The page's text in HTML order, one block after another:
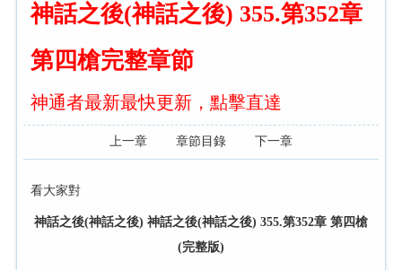
神話之後(神話之後) 355.第352章
第四槍完整章節
神通者最新最快更新，點擊直達
上一章 章節目錄 下一章
看大家對
神話之後(神話之後) 神話之後(神話之後) 355.第352章 第四槍
(完整版)